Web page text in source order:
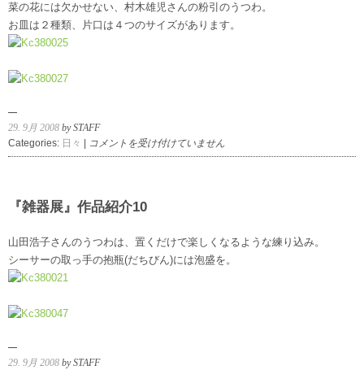
菜の花には欠かせない、村木雄児さんの粉引のうつわ。
お皿は２種類、片口は４つのサイズがあります。
29. 9月 2008 by STAFF
Categories: 日々
『雑
器
品
11
は
コメントを受け付けていません
『雑器展』作品紹介10
山田浩子さんのうつわは、置くだけで楽しくなるような練り込み。
シーサーの取っ手の抱瓶(だちびん)には泡盛を。
29. 9月 2008 by STAFF